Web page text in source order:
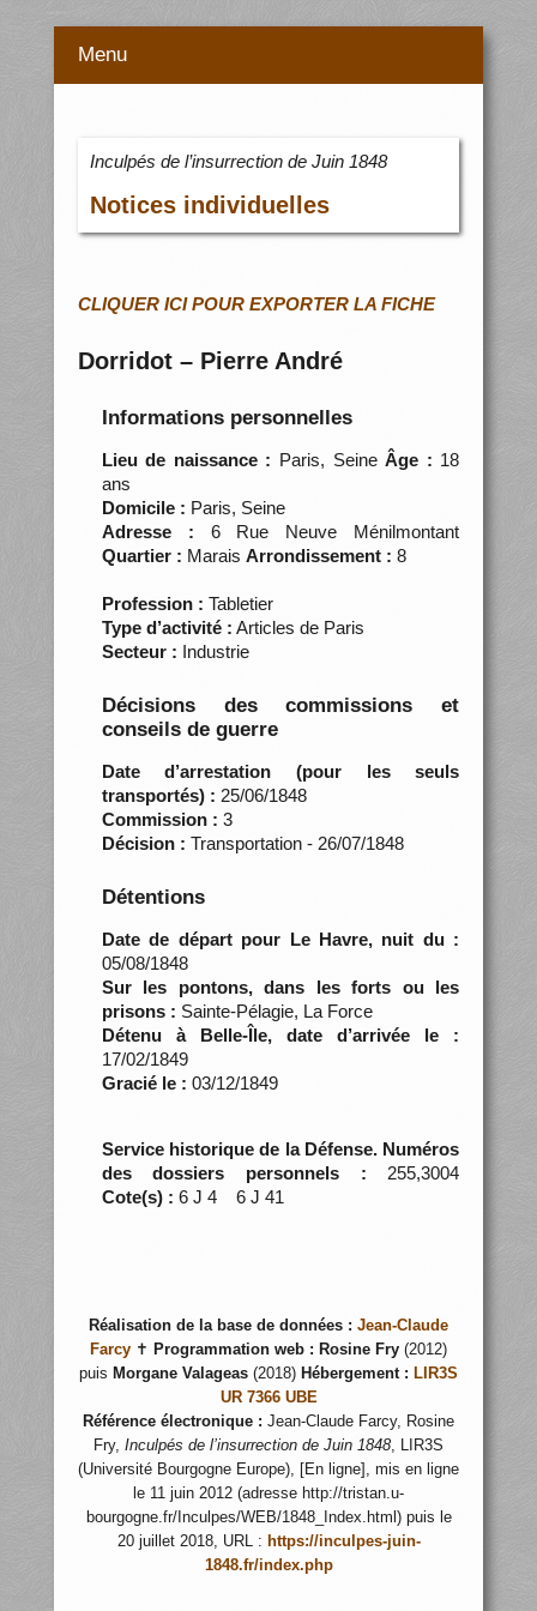
Menu
Inculpés de l’insurrection de Juin 1848
Notices individuelles
CLIQUER ICI POUR EXPORTER LA FICHE
Dorridot – Pierre André
Informations personnelles
Lieu de naissance : Paris, SeineÂge : 18
ans
Domicile : Paris, Seine
Adresse : 6 Rue Neuve Ménilmontant
Quartier : Marais Arrondissement : 8
Profession : Tabletier
Type d’activité : Articles de Paris
Secteur : Industrie
Décisions des commissions et
conseils de guerre
Date d’arrestation (pour les seuls
transportés) : 25/06/1848
Commission : 3
Décision : Transportation - 26/07/1848
Détentions
Date de départ pour Le Havre, nuit du :
05/08/1848
Sur les pontons, dans les forts ou les
prisons : Sainte-Pélagie, La Force
Détenu à Belle-Île, date d’arrivée le :
17/02/1849
Gracié le : 03/12/1849
Service historique de la Défense. Numéros
des dossiers personnels : 255,3004
Cote(s) : 6 J 4 6 J 41
Réalisation de la base de données : Jean-Claude
Farcy ✝ Programmation web : Rosine Fry (2012)
puis Morgane Valageas (2018) Hébergement : LIR3S
UR 7366 UBE
Référence électronique : Jean-Claude Farcy, Rosine
Fry, Inculpés de l’insurrection de Juin 1848, LIR3S
(Université Bourgogne Europe), [En ligne], mis en ligne
le 11 juin 2012 (adresse http://tristan.u-
bourgogne.fr/Inculpes/WEB/1848_Index.html) puis le
20 juillet 2018, URL : https://inculpes-juin-
1848.fr/index.php